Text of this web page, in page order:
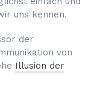
uns kennen.
der
von
Illusion der